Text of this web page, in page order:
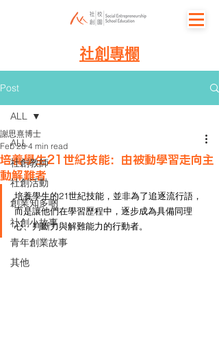
社創專欄
Post
ALL
社創教師
社創活動
創業知多啲
社創小故事
青年創業故事
其他
ALL
培養學生21世紀技能：由被動學習走向主
動解難者
謝思熹博士
Feb 28 4 min read
培養學生的21世紀技能，並非為了追逐流行語，
而是讓他們在學習歷程中，逐步成為具備同理
心、判斷力與解難能力的行動者。